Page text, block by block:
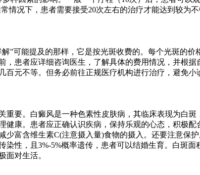
况下，患者需要接受20次左右的治疗才能达到较为
”可能提及的那样，它是按光斑收费的。每个光斑的
患者应详细咨询医生，了解具体的费用情况，并根
元不等。但务必前往正规医疗机构进行治疗，避免小
要。白癜风是一种色素性皮肤病，其临床表现为白
康。患者应正确认识疾病，保持乐观的心态，积极
富含维生素C(注意摄入量)食物的摄入。还要注意保
性，且3%-5%概率遗传，患者可以结婚生育。白斑
面对生活。